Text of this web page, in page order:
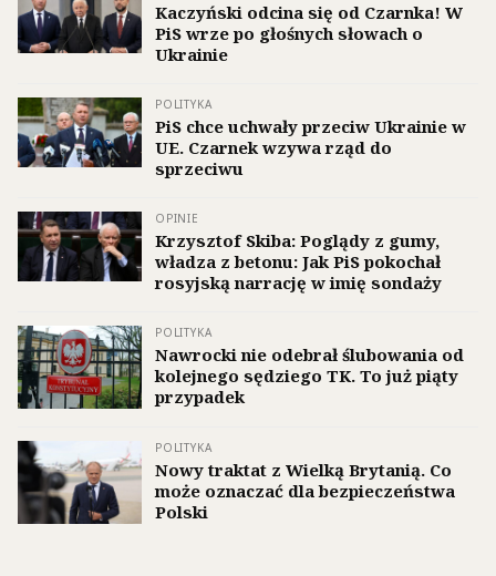
Kaczyński odcina się od Czarnka! W
PiS wrze po głośnych słowach o
Ukrainie
POLITYKA
PiS chce uchwały przeciw Ukrainie w
UE. Czarnek wzywa rząd do
sprzeciwu
OPINIE
Krzysztof Skiba: Poglądy z gumy,
władza z betonu: Jak PiS pokochał
rosyjską narrację w imię sondaży
POLITYKA
Nawrocki nie odebrał ślubowania od
kolejnego sędziego TK. To już piąty
przypadek
POLITYKA
Nowy traktat z Wielką Brytanią. Co
może oznaczać dla bezpieczeństwa
Polski